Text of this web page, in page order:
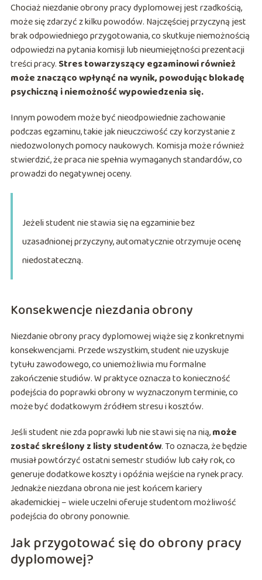
Chociaż niezdanie obrony pracy dyplomowej jest rzadkością,
może się zdarzyć z kilku powodów. Najczęściej przyczyną jest
brak odpowiedniego przygotowania, co skutkuje niemożnością
odpowiedzi na pytania komisji lub nieumiejętności prezentacji
treści pracy. Stres towarzyszący egzaminowi również
może znacząco wpłynąć na wynik, powodując blokadę
psychiczną i niemożność wypowiedzenia się.
Innym powodem może być nieodpowiednie zachowanie
podczas egzaminu, takie jak nieuczciwość czy korzystanie z
niedozwolonych pomocy naukowych. Komisja może również
stwierdzić, że praca nie spełnia wymaganych standardów, co
prowadzi do negatywnej oceny.
Jeżeli student nie stawia się na egzaminie bez
uzasadnionej przyczyny, automatycznie otrzymuje ocenę
niedostateczną.
Konsekwencje niezdania obrony
Niezdanie obrony pracy dyplomowej wiąże się z konkretnymi
konsekwencjami. Przede wszystkim, student nie uzyskuje
tytułu zawodowego, co uniemożliwia mu formalne
zakończenie studiów. W praktyce oznacza to konieczność
podejścia do poprawki obrony w wyznaczonym terminie, co
może być dodatkowym źródłem stresu i kosztów.
Jeśli student nie zda poprawki lub nie stawi się na nią,może
zostać skreślony z listy studentów. To oznacza, że będzie
musiał powtórzyć ostatni semestr studiów lub cały rok, co
generuje dodatkowe koszty i opóźnia wejście na rynek pracy.
Jednakże niezdana obrona nie jest końcem kariery
akademickiej – wiele uczelni oferuje studentom możliwość
podejścia do obrony ponownie.
Jak przygotować się do obrony pracy
dyplomowej?